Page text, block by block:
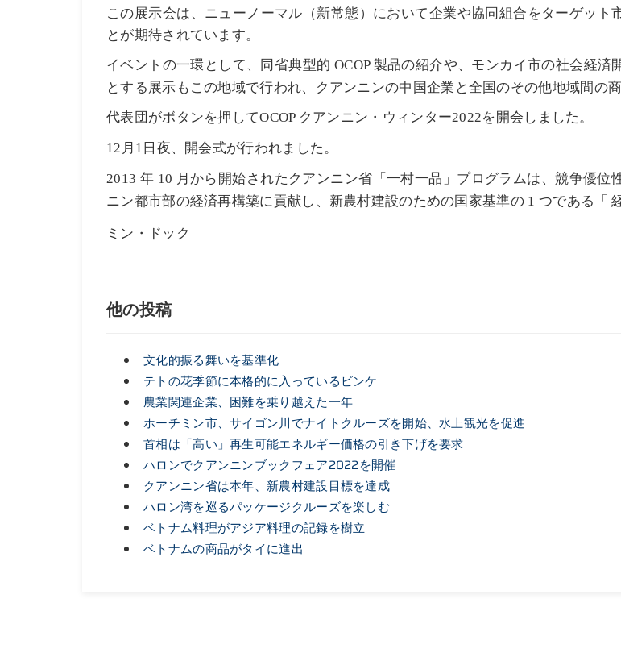
この展示会は、ニューノーマル（新常態）において企業や協同組合をターゲッ
とが期待されています。
イベントの一環として、同省典型的 OCOP 製品の紹介や、モンカイ市の社会経済
とする展示もこの地域で行われ、クアンニンの中国企業と全国のその他地域間の
代表団がボタンを押してOCOP クアンニン・ウィンター2022を開会しました。
12 月 1日夜、開会式が行われました。
2013 年 10 月から開始されたクアンニン省「一村一品」プログラムは、競争優
ニン都市部の経済再構築に貢献し、新農村建設のための国家基準の 1 つである「
ミン・ドック
他の投稿
文化的振る舞いを基準化
テトの花季節に本格的に入っているビンケ
農業関連企業、困難を乗り越えた一年
ホーチミン市、サイゴン川でナイトクルーズを開始、水上観光を促進
首相は「高い」再生可能エネルギー価格の引き下げを要求
ハロンでクアンニンブックフェア2022を開催
クアンニン省は本年、新農村建設目標を達成
ハロン湾を巡るパッケージクルーズを楽しむ
ベトナム料理がアジア料理の記録を樹立
ベトナムの商品がタイに進出